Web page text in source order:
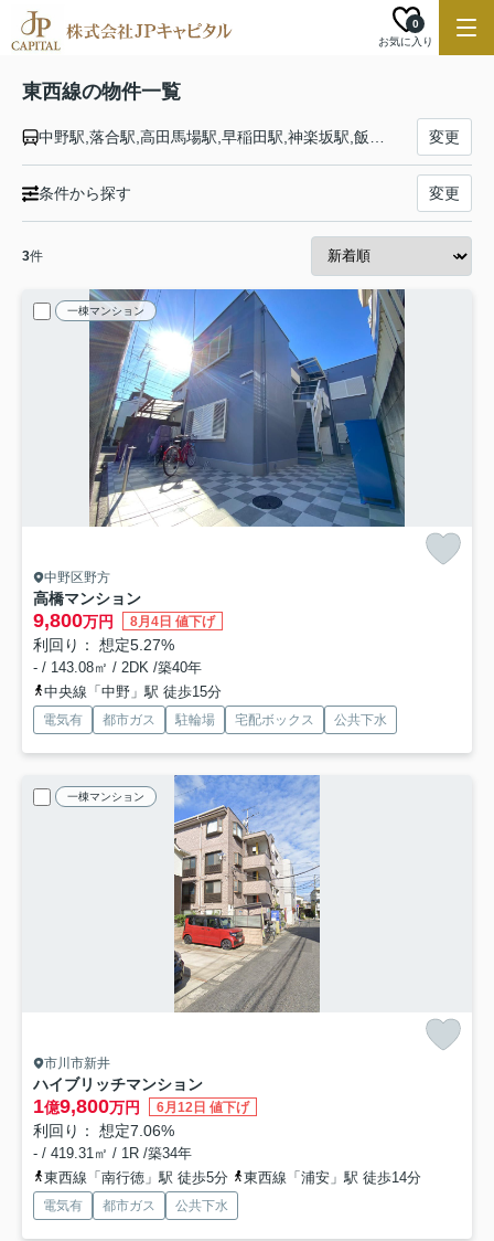
お気に入り
0
東西線の物件一覧
変更
条件から探す 変更
3件
一棟マンション
中野区野方
高橋マンション
9,800万円 8月4日 値下げ
利回り： 想定5.27%
- / 143.08㎡ / 2DK /築40年
中央線「中野」駅 徒歩15分
電気有 都市ガス 駐輪場 宅配ボックス 公共下水
一棟マンション
市川市新井
ハイブリッチマンション
1億9,800万円 6月12日 値下げ
利回り： 想定7.06%
- / 419.31㎡ / 1R /築34年
東西線「南行徳」駅 徒歩5分
東西線「浦安」駅 徒歩14分
電気有 都市ガス 公共下水